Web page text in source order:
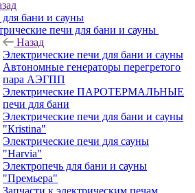
бани и сауны
печи для бани и сауны
Назад
Электрические печи для бани и сауны
Автономные генераторы перегретого
пара АЭГПП
Электрические ПАРОТЕРМАЛЬНЫЕ
печи для бани
Электрические печи для бани и сауны
"Кristina"
Электрические печи для сауны
"Harvia"
Электропечь для бани и сауны
"Премьера"
Запчасти к электрическим печам